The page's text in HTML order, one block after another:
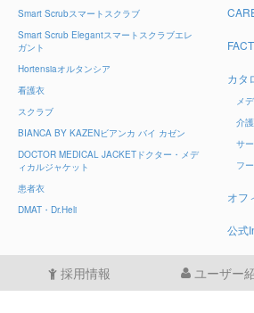
Smart Scrubスマートスクラブ
Smart Scrub Elegantスマートスクラブエレ
ガント
Hortensiaオルタンシア
看護衣
スクラブ
BIANCA BY KAZENビアンカ バイ カゼン
DOCTOR MEDICAL JACKETドクター・メデ
ィカルジャケット
患者衣
DMAT・Dr.Heli
カタ
メ
介護
サ
フ
オフ
公式
採用情報 ユーザー